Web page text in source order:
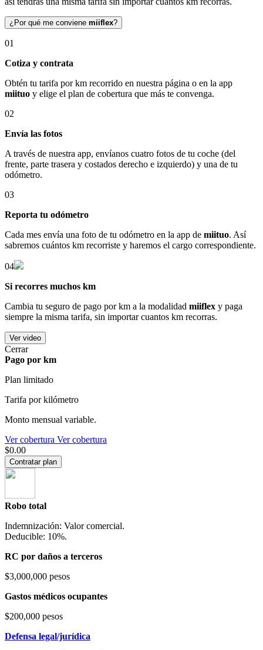
¿Por qué me conviene miiflex?
01
Cotiza y contrata
Obtén tu tarifa por km recorrido en nuestra página o en la app
miituo y elige el plan de cobertura que más te convenga.
02
Envía las fotos
A través de nuestra app, envíanos cuatro fotos de tu coche (del
frente, parte trasera y costados derecho e izquierdo) y una de tu
odómetro.
03
Reporta tu odómetro
Cada mes envía una foto de tu odómetro en la app de miituo. Así
sabremos cuántos km recorriste y haremos el cargo correspondiente.
04
Si recorres muchos km
Cambia tu seguro de pago por km a la modalidad miiflex y paga
siempre la misma tarifa, sin importar cuantos km recorras.
Ver video
Cerrar
Pago por km
Plan limitado
Tarifa por kilómetro
Monto mensual variable.
Ver cobertura Ver cobertura
$0.00
Contratar plan
Robo total
Indemnización: Valor comercial.
Deducible: 10%.
RC por daños a terceros
$3,000,000 pesos
Gastos médicos ocupantes
$200,000 pesos
Defensa legal/jurídica